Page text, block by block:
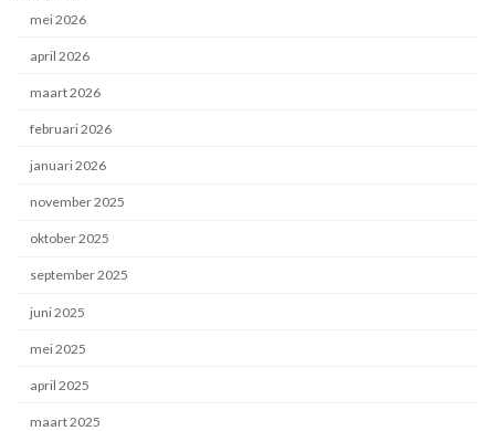
mei 2026
april 2026
maart 2026
februari 2026
januari 2026
november 2025
oktober 2025
september 2025
juni 2025
mei 2025
april 2025
maart 2025